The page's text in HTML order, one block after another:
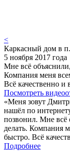
<
Каркасный дом в
5 ноября 2017 года
Мне всё
Компания меня
Всё качественно и
Посмотреть
«Меня зовут
нашёл по
позвонил. Мне всё
делать. Компания
быстро. Всё
Подробнее